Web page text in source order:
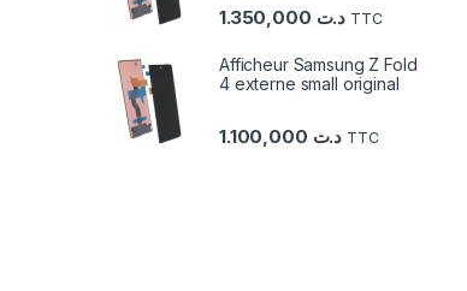
د.ت TTC
Afficheur Samsung Z Fold
4 externe small original
د.ت TTC